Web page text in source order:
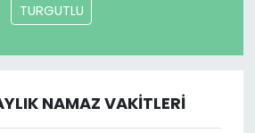
TURGUTLU
NAMAZ VAKITLERI